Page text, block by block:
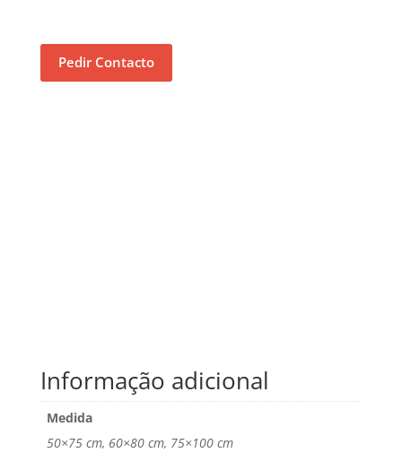
Pedir Contacto
Informação adicional
Medida
50×75 cm, 60×80 cm, 75×100 cm